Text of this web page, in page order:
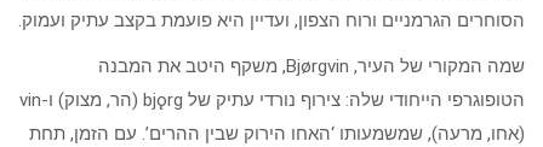
הסוחרים הגרמניים ורוח הצפון, ועדיין היא פועמת בקצב עתיק ועמוק.
שמה המקורי של העיר, Bjørgvin, משקף היטב את המבנה
הטופוגרפי הייחודי שלה: צירוף נורדי עתיק של bjǫrg (הר, מצוק) ו-vin
(אחו, מרעה), שמשמעותו ‘האחו הירוק שבין ההרים’. עם הזמן, תחת